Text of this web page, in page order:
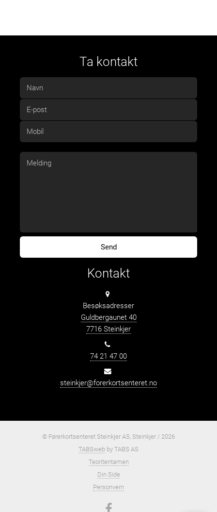
Ta kontakt
Kontakt
Besøksadresser
Guldbergaunet 40
7716 Steinkjer
74 21 47 00
steinkjer@forerkortsenteret.no
© Førerkortsenteret Steinkjer AS, Steinkjer / 2026
TABSweb by TABS AS
Teoritentamen
Din Side
Personvern